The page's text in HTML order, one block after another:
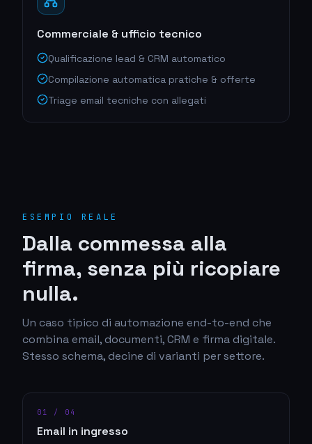
Commerciale & ufficio tecnico
Qualificazione lead & CRM automatico
Compilazione automatica pratiche & offerte
Triage email tecniche con allegati
ESEMPIO REALE
Dalla commessa alla
firma, senza più ricopiare
nulla.
Un caso tipico di automazione end-to-end che
combina email, documenti, CRM e firma digitale.
Stesso schema, decine di varianti per settore.
01 / 04
Email in ingresso